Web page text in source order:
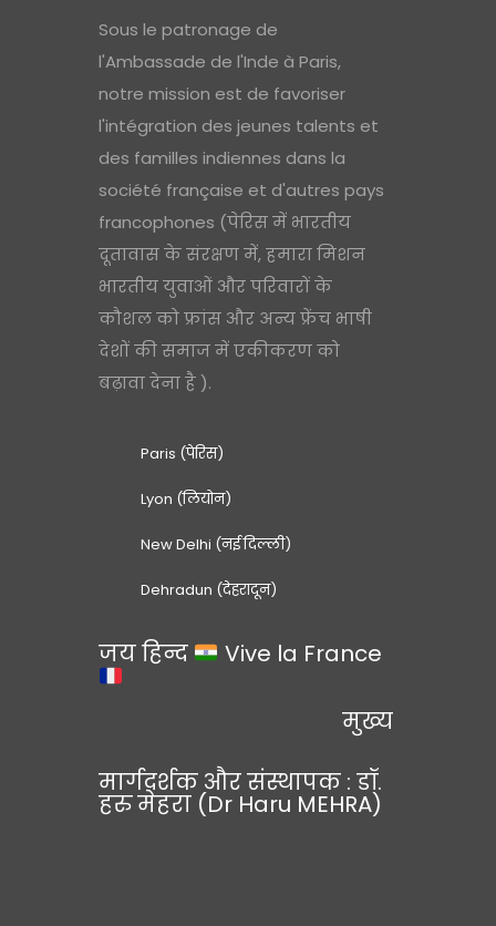
Sous le patronage de
l'Ambassade de l'Inde à Paris,
notre mission est de favoriser
l'intégration des jeunes talents et
des familles indiennes dans la
société française et d'autres pays
francophones (पेरिस में भारतीय
दूतावास के संरक्षण में, हमारा मिशन
भारतीय युवाओं और परिवारों के
कौशल को फ्रांस और अन्य फ्रेंच भाषी
देशों की समाज में एकीकरण को
बढ़ावा देना है ).
Paris (पेरिस)
Lyon (लियोन)
New Delhi (नई दिल्ली)
Dehradun (देहरादून)
जय हिन्द Vive la France
मुख्य
मार्गदर्शक और संस्थापक : डॉ.
हरु मेहरा (Dr Haru MEHRA)